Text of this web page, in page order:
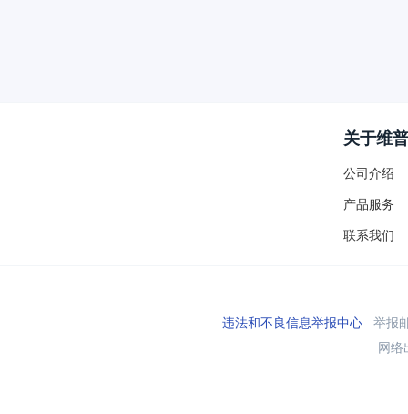
关于维普
公司介绍
产品服务
联系我们
违法和不良信息举报中心举报
网